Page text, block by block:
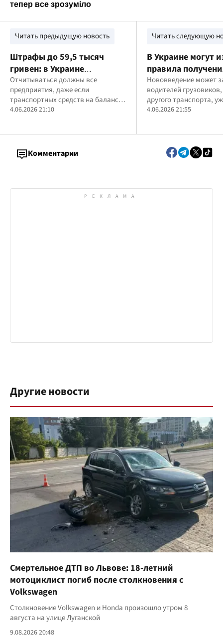
Читать предыдущую новость
Штрафы до 59,5 тысяч
гривен: в Украине
предприятия должны
подать важные данные в
ТЦК
Отчитываться должны все
предприятия, даже если
транспортных средств на балансе
нет
4.06.2026 21:10
Читать следующую
В Украине могут
правила
водительских
категории хотят
автоматически
Нововведение может
водителей
другого транспорта,
категории C, D, CE, DE
4.06.2026 21:55
Комментарии
Другие новости
Смертельное ДТП во Львове: 18-летний
мотоциклист погиб после столкновения с
Volkswagen
Столкновение Volkswagen и Honda произошло утром 8
августа на улице Луганской
9.08.2026 20:48